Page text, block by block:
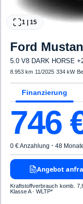
1 15
Ford
5.0 V8 DARK HORSE
8.953 km· 11/2025·334 kW·
Finanzierung
746
0 € Anzahlung · 48
Angebot
Kraftstoffverbrauch komb.
Klasse A · WLTP*